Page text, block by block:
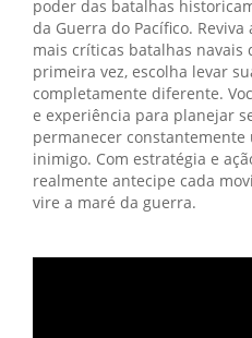
poder das batalhas
da Guerra do Pacífico.
mais críticas batalhas navais
primeira vez, escolha levar
completamente diferente.
e experiência para planejar
permanecer
inimigo. Com estratégia e
realmente antecipe cada
vire a maré da guerra.